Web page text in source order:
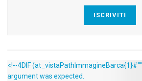
ISCRIVITI
<!--4DIF
argument was expected.